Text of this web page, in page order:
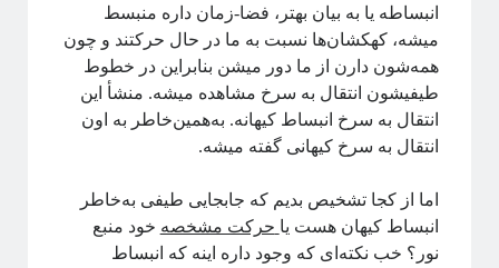
انبساطه یا به بیان بهتر، فضا-زمان داره منبسط
میشه، کهکشان‌ها نسبت به ما در حال حرکتند و چون
همه‌شون دارن از ما دور میشن بنابراین در خطوط
طیفیشون انتقال به سرخ مشاهده میشه. منشأ این
انتقال به سرخ انبساط کیهانه. به‌همین‌خاطر به اون
انتقال به سرخ کیهانی گفته میشه.
اما از کجا تشخیص بدیم که جابجایی طیفی به‌خاطر
انبساط کیهان هست یا حرکت مشخصه خود منبع
نور؟ خب نکته‌ای که وجود داره اینه که انبساط